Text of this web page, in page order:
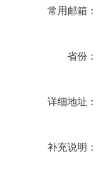
常用邮箱：
省份：
详细地址：
补充说明：